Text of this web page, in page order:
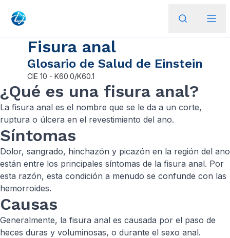
Fisura anal
Glosario de Salud de Einstein
CIE 10 - K60.0/K60.1
¿Qué es una fisura anal?
La fisura anal es el nombre que se le da a un corte,
ruptura o úlcera en el revestimiento del ano.
Síntomas
Dolor, sangrado, hinchazón y picazón en la región del ano
están entre los principales síntomas de la fisura anal. Por
esta razón, esta condición a menudo se confunde con las
hemorroides.
Causas
Generalmente, la fisura anal es causada por el paso de
heces duras y voluminosas, o durante el sexo anal.